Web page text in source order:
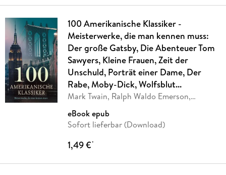
100 Amerikanische Klassiker -
Meisterwerke, die man kennen muss:
Der große Gatsby, Die Abenteuer Tom
Sawyers, Kleine Frauen, Zeit der
Unschuld, Porträt einer Dame, Der
Rabe, Moby-Dick, Wolfsblut...
Mark Twain, Ralph Waldo Emerson,
Ambrose Bierce,
eBook epub
Sofort lieferbar (Download)
1,49 €*